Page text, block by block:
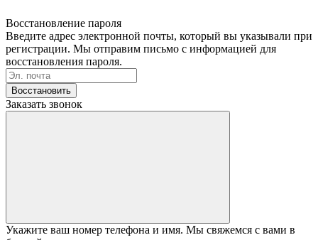
Восстановление пароля
Введите адрес электронной почты, который вы указывали при
регистрации. Мы отправим письмо с информацией для
восстановления пароля.
Восстановить
Заказать звонок
Укажите ваш номер телефона и имя. Мы свяжемся с вами в